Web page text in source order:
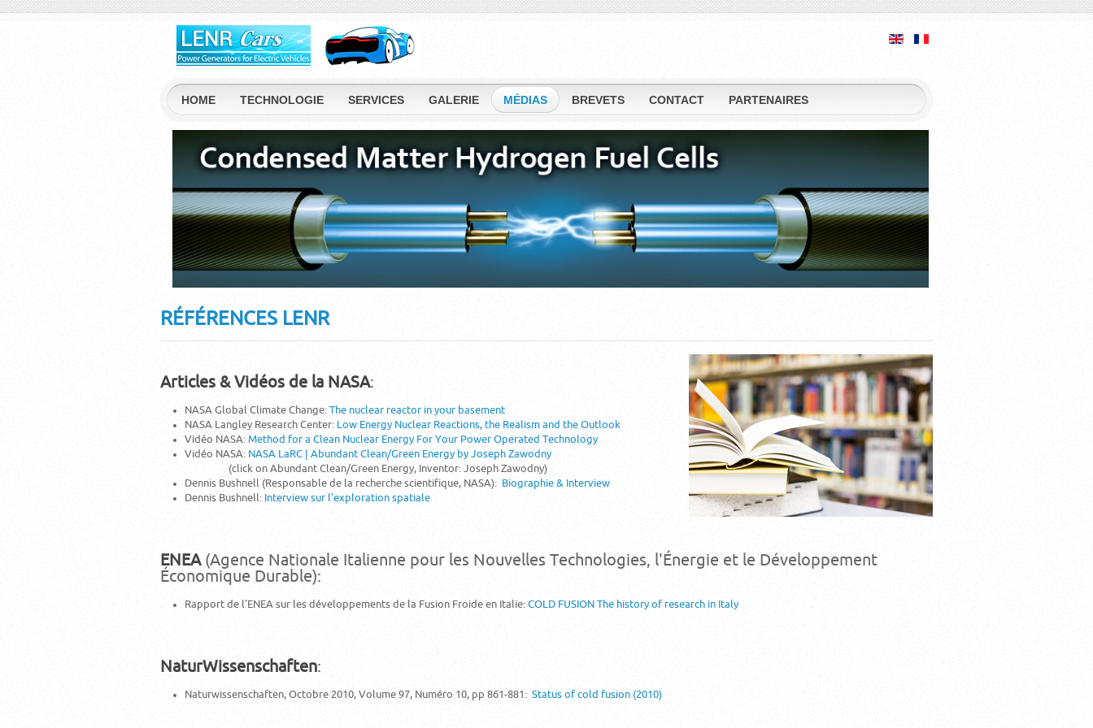
HOME TECHNOLOGIE SERVICES GALERIE MÉDIAS BREVETS CONTACT PARTENAIRES
RÉFÉRENCES LENR
Articles & Vidéos de la NASA:
NASA Global Climate Change: The nuclear reactor in your basement
NASA Langley Research Center: Low Energy Nuclear Reactions, the Realism and the Outlook
Vidéo NASA: Method for a Clean Nuclear Energy For Your Power Operated Technology
Vidéo NASA: NASA LaRC | Abundant Clean/Green Energy by Joseph Zawodny
(click on Abundant Clean/Green Energy, Inventor: Joseph Zawodny)
Dennis Bushnell (Responsable de la recherche scientifique, NASA): Biographie & Interview
Dennis Bushnell: Interview sur l'exploration spatiale
ENEA(Agence Nationale Italienne pour les Nouvelles Technologies, l'Énergie et le Développement
Économique Durable):
Rapport de l'ENEA sur les développements de la Fusion Froide en Italie: COLD FUSION The history of research in Italy
NaturWissenschaften:
Naturwissenschaften, Octobre 2010, Volume 97, Numéro 10, pp 861-881: Status of cold fusion (2010)